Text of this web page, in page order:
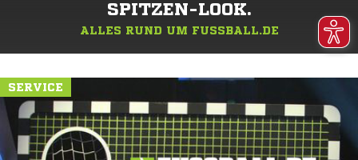
SPITZEN-LOOK.
ALLES RUND UM FUSSBALL.DE
SERVICE